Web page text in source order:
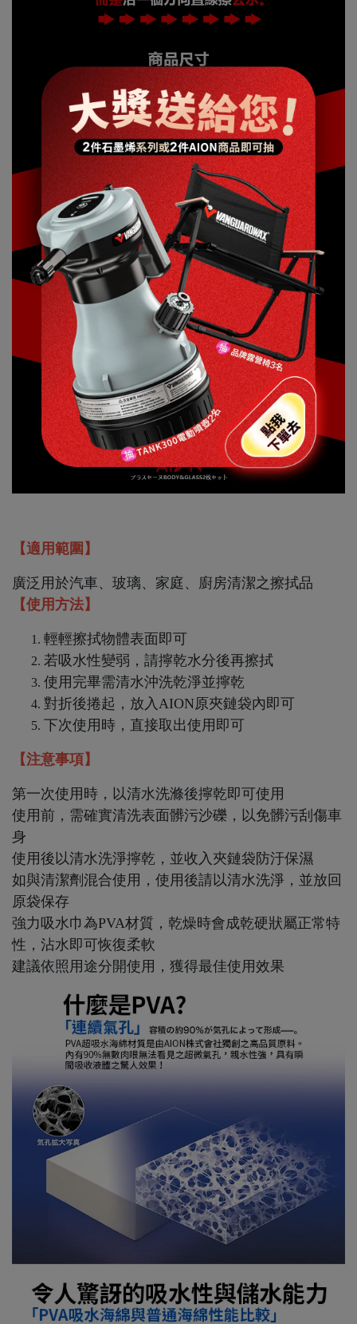
【適用範圍】
廣泛用於汽車、玻璃、家庭、廚房清潔之擦拭品
【使用方法】
輕輕擦拭物體表面即可
若吸水性變弱，請擰乾水分後再擦拭
使用完畢需清水沖洗乾淨並擰乾
對折後捲起，放入AION原夾鏈袋內即可
下次使用時，直接取出使用即可
【注意事項】
第一次使用時，以清水洗滌後擰乾即可使用
使用前，需確實清洗表面髒污沙礫，以免髒污刮傷車
身
使用後以清水洗淨擰乾，並收入夾鏈袋防汙保濕
如與清潔劑混合使用，使用後請以清水洗淨，並放回
原袋保存
強力吸水巾為PVA材質，乾燥時會成乾硬狀屬正常特
性，沾水即可恢復柔軟
建議依照用途分開使用，獲得最佳使用效果